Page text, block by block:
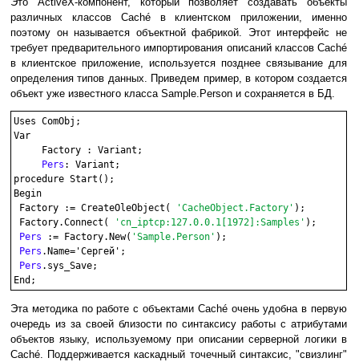
различных классов Caché в клиентском приложении, именно
поэтому он называется объектной фабрикой. Этот интерфейс не
требует предварительного импортирования описаний классов Caché
в клиентское приложение, используется позднее связывание для
определения типов данных. Приведем пример, в котором создается
объект уже известного класса Sample.Person и сохраняется в БД.
Uses ComObj;
Var
     Factory : Variant;
Pers : Variant;
procedure Start();
Begin
Factory := CreateOleObject(
'CacheObject.Factory' );
Factory.Connect(
'cn_iptcp:127.0.0.1[1972]:Samples' );
Pers := Factory.New( 'Sample.Person' );
Pers .Name='Сергей';
Pers .sys_Save;
Эта методика по работе с объектами Caché очень удобна в первую
очередь из за своей близости по синтаксису работы с атрибутами
объектов языку, используемому при описании серверной логики в
Caché. Поддерживается каскадный точечный синтаксис, "свизлинг"